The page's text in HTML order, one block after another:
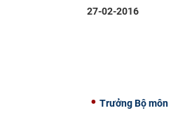
27-02-2016
Trưởng Bộ môn